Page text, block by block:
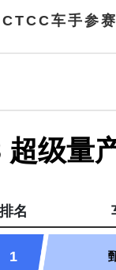
CTCC车手参
超级量
排名
1